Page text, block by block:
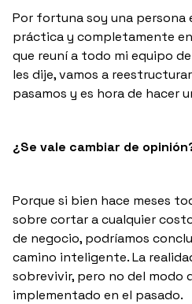
Por fortuna soy una persona
práctica y completamente
que reuní a todo mi equipo
les dije, vamos a
pasamos y es hora de hacer
¿Se vale cambiar de
Porque si bien hace meses
sobre cortar a cualquier
de negocio, podríamos
camino inteligente. La
sobrevivir, pero no del modo
implementado en el pasado.